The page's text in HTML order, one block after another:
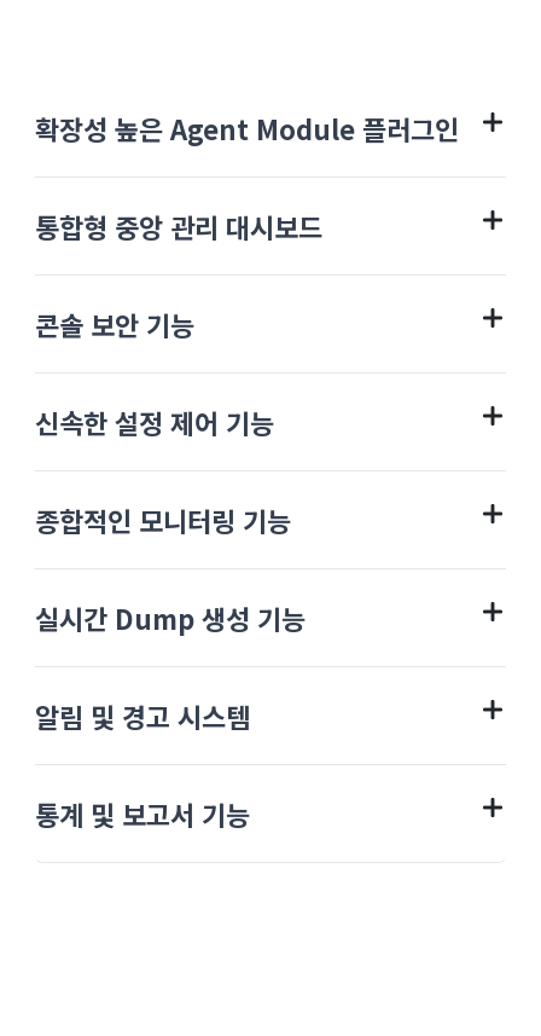
확장성 높은 Agent Module 플러그인
통합형 중앙 관리 대시보드
콘솔 보안 기능
신속한 설정 제어 기능
종합적인 모니터링 기능
실시간 Dump 생성 기능
알림 및 경고 시스템
통계 및 보고서 기능